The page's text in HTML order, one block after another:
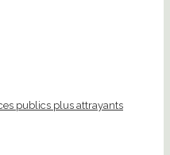
publics plus attrayants